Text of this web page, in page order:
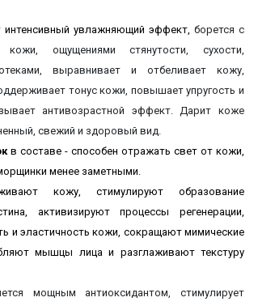
интенсивный увлажняющий эффект, борется с
кожи, ощущениями стянутости, сухости,
выравнивает и отбеливает кожу,
тонус кожи, повышает упругость и
антивозрастной эффект. Дарит коже
свежий и здоровый вид.
в составе - способен отражать свет от кожи,
менее заметными.
кожу, стимулируют образование
активизируют процессы регенерации,
и эластичность кожи, сокращают мимические
мышцы лица и разглаживают текстуру
мощным антиоксидантом, стимулирует